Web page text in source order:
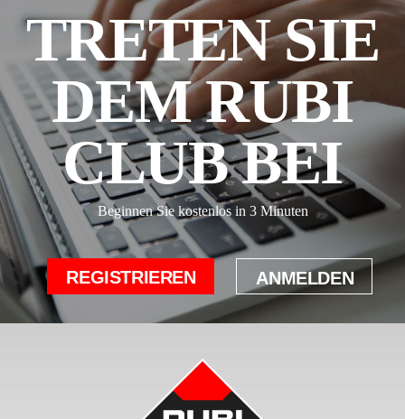
TRETEN SIE
DEM RUBI
CLUB BEI
Beginnen Sie kostenlos in 3 Minuten
REGISTRIEREN ANMELDEN